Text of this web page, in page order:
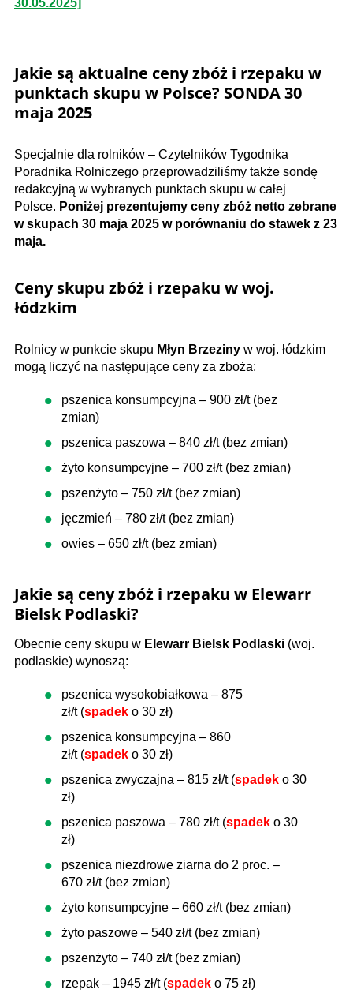
30.05.2025]
Jakie są aktualne ceny zbóż i rzepaku w
punktach skupu w Polsce? SONDA 30
maja 2025
Specjalnie dla rolników – Czytelników Tygodnika
Poradnika Rolniczego przeprowadziliśmy także sondę
redakcyjną w wybranych punktach skupu w całej
Polsce. Poniżej prezentujemy ceny zbóż netto zebrane
w skupach 30 maja 2025 w porównaniu do stawek z 23
maja.
Ceny skupu zbóż i rzepaku w woj.
łódzkim
Rolnicy w punkcie skupu Młyn Brzeziny w woj. łódzkim
mogą liczyć na następujące ceny za zboża:
pszenica konsumpcyjna – 900 zł/t (bez
zmian)
pszenica paszowa – 840 zł/t (bez zmian)
żyto konsumpcyjne – 700 zł/t (bez zmian)
pszenżyto – 750 zł/t (bez zmian)
jęczmień – 780 zł/t (bez zmian)
owies – 650 zł/t (bez zmian)
Jakie są ceny zbóż i rzepaku w Elewarr
Bielsk Podlaski?
Obecnie ceny skupu w Elewarr Bielsk Podlaski (woj.
podlaskie) wynoszą:
pszenica wysokobiałkowa – 875
zł/t (spadek o 30 zł)
pszenica konsumpcyjna – 860
zł/t (spadek o 30 zł)
pszenica zwyczajna – 815 zł/t (spadek o 30
zł)
pszenica paszowa – 780 zł/t (spadek o 30
zł)
pszenica niezdrowe ziarna do 2 proc. –
670 zł/t (bez zmian)
żyto konsumpcyjne – 660 zł/t (bez zmian)
żyto paszowe – 540 zł/t (bez zmian)
pszenżyto – 740 zł/t (bez zmian)
rzepak – 1945 zł/t (spadek o 75 zł)